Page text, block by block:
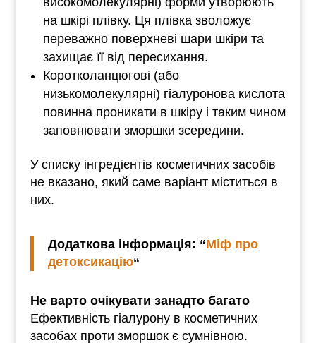
на шкірі плівку. Ця плівка зволожує
переважно поверхневі шари шкіри та
захищає її від пересихання.
Коротколанцюгові (або
низькомолекулярні) гіалуронова кислота
повинна проникати в шкіру і таким чином
заповнювати зморшки зсередини.
У списку інгредієнтів косметичних засобів
не вказано, який саме варіант міститься в
них.
Додаткова інформація: “Міф про
детоксикацію“
Не варто очікувати занадто багато
Ефективність гіалурону в косметичних
засобах проти зморшок є сумнівною.